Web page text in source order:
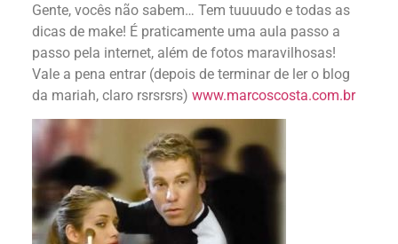
Gente, vocês não sabem… Tem tuuuudo e todas as
dicas de make! É praticamente uma aula passo a
passo pela internet, além de fotos maravilhosas!
Vale a pena entrar (depois de terminar de ler o blog
da mariah, claro rsrsrsrs) www.marcoscosta.com.br